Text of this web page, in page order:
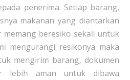
penerima. Setiap barang,
makanan yang diantarkan
beresiko sekali untuk
mengurangi resikonya maka
mengirim barang, dokumen
lebih aman untuk dibawa